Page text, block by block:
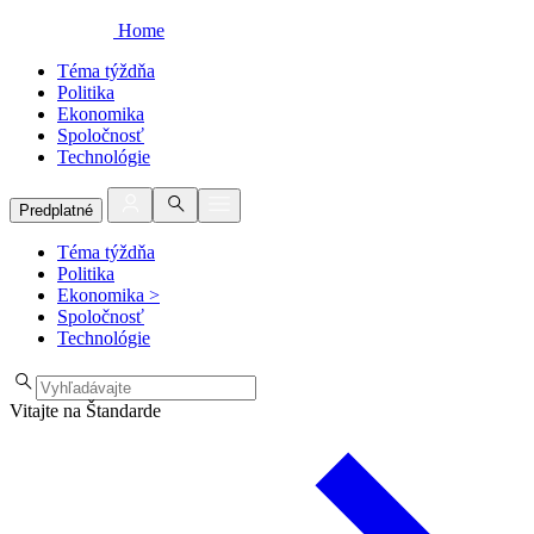
Home
Téma týždňa
Politika
Ekonomika
Spoločnosť
Technológie
Predplatné
Téma týždňa
Politika
Ekonomika >
Spoločnosť
Technológie
Vitajte na Štandarde